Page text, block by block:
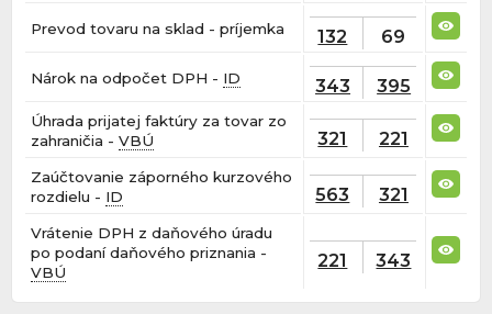
Prevod tovaru na sklad - príjemka 132 69
Nárok na odpočet DPH - ID 343 395
Úhrada prijatej faktúry za tovar zo
zahraničia -VBÚ 321 221
Zaúčtovanie záporného kurzového
rozdielu - ID 563 321
Vrátenie DPH z daňového úradu
po podaní daňového priznania -
VBÚ
221 343